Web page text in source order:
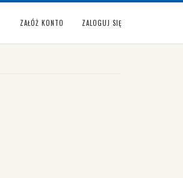
ZAŁÓŻ KONTO ZALOGUJ SIĘ